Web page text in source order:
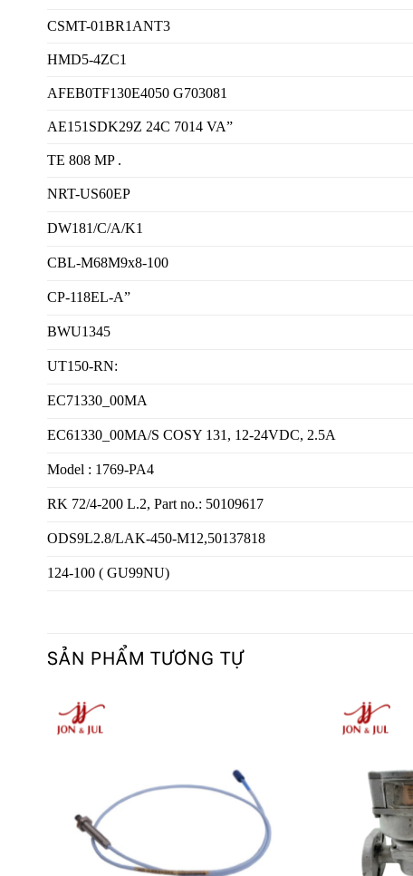
CSMT-01BR1ANT3
HMD5-4ZC1
AFEB0TF130E4050 G703081
AE151SDK29Z 24C 7014 VA”
TE 808 MP .
NRT-US60EP
DW181/C/A/K1
CBL-M68M9x8-100
CP-118EL-A”
BWU1345
UT150-RN:
EC71330_00MA
EC61330_00MA/S COSY 131, 12-24VDC, 2.5A
Model : 1769-PA4
RK 72/4-200 L.2, Part no.: 50109617
ODS9L2.8/LAK-450-M12,50137818
124-100 ( GU99NU)
SẢN PHẨM TƯƠNG TỰ